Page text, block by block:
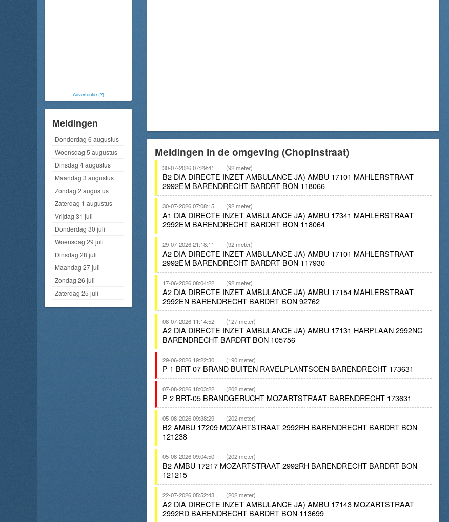
- Advertentie (?)-
Meldingen
Donderdag 6 augustus
Woensdag 5 augustus
Dinsdag 4 augustus
Maandag 3 augustus
Zondag 2 augustus
Zaterdag 1 augustus
Vrijdag 31 juli
Donderdag 30 juli
Woensdag 29 juli
Dinsdag 28 juli
Maandag 27 juli
Zondag 26 juli
Zaterdag 25 juli
Meldingen in de omgeving (Chopinstraat)
30-07-2026 07:29:41 (92 meter)
B2 DIA DIRECTE INZET AMBULANCE JA) AMBU 17101 MAHLERSTRAAT
2992EM BARENDRECHT BARDRT BON 118066
30-07-2026 07:08:15 (92 meter)
A1 DIA DIRECTE INZET AMBULANCE JA) AMBU 17341 MAHLERSTRAAT
2992EM BARENDRECHT BARDRT BON 118064
29-07-2026 21:18:11 (92 meter)
A2 DIA DIRECTE INZET AMBULANCE JA) AMBU 17101 MAHLERSTRAAT
2992EM BARENDRECHT BARDRT BON 117930
17-06-2026 08:04:22 (92 meter)
A2 DIA DIRECTE INZET AMBULANCE JA) AMBU 17154 MAHLERSTRAAT
2992EN BARENDRECHT BARDRT BON 92762
08-07-2026 11:14:52 (127 meter)
A2 DIA DIRECTE INZET AMBULANCE JA) AMBU 17131 HARPLAAN 2992NC
BARENDRECHT BARDRT BON 105756
29-06-2026 19:22:30 (190 meter)
P 1 BRT-07 BRAND BUITEN RAVELPLANTSOEN BARENDRECHT 173631
07-08-2026 18:03:22 (202 meter)
P 2 BRT-05 BRANDGERUCHT MOZARTSTRAAT BARENDRECHT 173631
05-08-2026 09:38:29 (202 meter)
B2 AMBU 17209 MOZARTSTRAAT 2992RH BARENDRECHT BARDRT BON
121238
05-08-2026 09:04:50 (202 meter)
B2 AMBU 17217 MOZARTSTRAAT 2992RH BARENDRECHT BARDRT BON
121215
22-07-2026 05:52:43 (202 meter)
A2 DIA DIRECTE INZET AMBULANCE JA) AMBU 17143 MOZARTSTRAAT
2992RD BARENDRECHT BARDRT BON 113699